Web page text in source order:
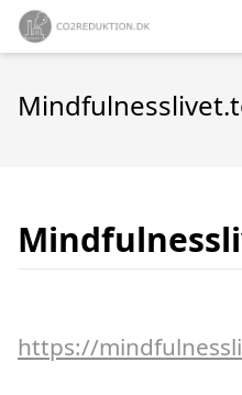
https://